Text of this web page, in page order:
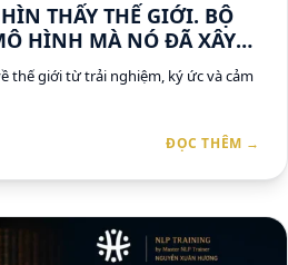
THẤY THẾ GIỚI. BỘ
HÌNH MÀ NÓ ĐÃ XÂY
(P2)
thế giới từ trải nghiệm, ký ức và cảm
ĐỌC THÊM →